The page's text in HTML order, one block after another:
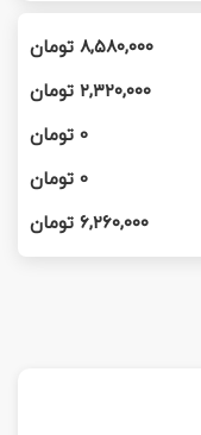
۸,۵۸۰,۰۰۰تومان
۲,۳۲۰,۰۰۰تومان
0تومان
0تومان
۶,۲۶۰,۰۰۰تومان